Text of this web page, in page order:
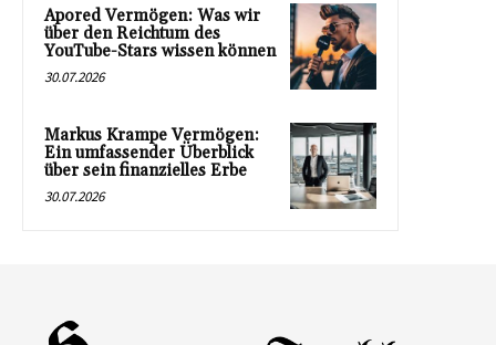
Apored Vermögen: Was wir
über den Reichtum des
YouTube-Stars wissen können
30.07.2026
Markus Krampe Vermögen:
Ein umfassender Überblick
über sein finanzielles Erbe
30.07.2026